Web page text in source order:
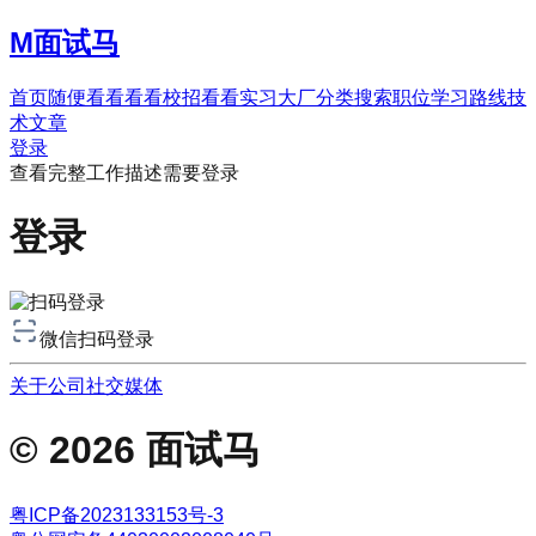
M面试马
首页随便看看看看校招看看实习大厂分类搜索职位学习路线技
术文章
登录
查看完整工作描述需要登录
登录
微信扫码登录
关于公司 社交媒体
© 2026 面试马
粤ICP备2023133153号-3